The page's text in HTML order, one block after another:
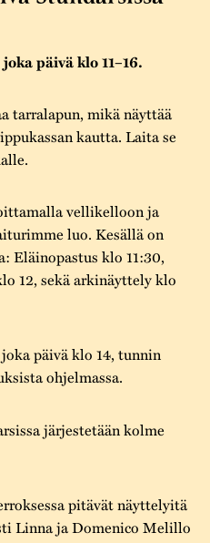
Saavutettavuus
Turvallisuus
Varaa tilat
Rakennusperintö
Museokokoelmat
Museopedagogiikka
Projektit
Markkinat
Vuoden Gunnar
päivä klo 11–16.
tarralapun, mikä näyttää
kautta. Laita se
vellikelloon ja
luo. Kesällä on
Eläinopastus klo 11:30,
12, sekä arkinäyttely klo
päivä klo 14, tunnin
ohjelmassa.
järjestetään kolme
pitävät näyttelyitä
Linna ja Domenico Melillo